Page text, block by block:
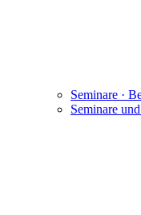
Seminare ·
Seminare